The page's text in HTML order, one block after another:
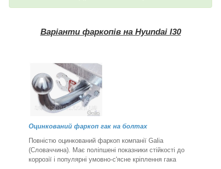
Варіанти фаркопів на Hyundai I30
Оцинкований фаркоп гак на болтах
Повністю оцинкований фаркоп компанії Galia
(Словаччина). Має поліпшені показники стійкості до
коррозії і популярні умовно-с'ясне кріплення гака